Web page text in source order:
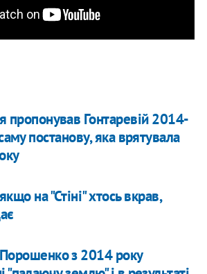
пропонував Гонтаревій 2014-
постанову, яка врятувала
на "Стіні" хтось вкрав,
з 2014 року